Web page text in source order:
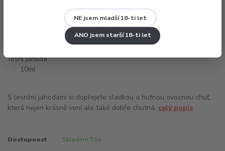
NE jsem mladší 18-ti let
ANO jsem starší 18-ti let
S lesními jahodami si dopřejete sladkou a hutnou ovocnou chuť,
která nejen krásně voní ale také dobře chutná. celý popis
Dostupnost Skladem 5 ks